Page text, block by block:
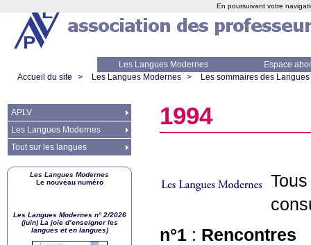
Les Langues Modernes
Espace
Accueil du site
> Les Langues Modernes > Les sommaires des
1994
n°1 : Rencontres
APLV
Les Langues Modernes
Tout sur les langues
Les Langues Modernes
Le nouveau numéro
Les Langues Modernes n° 2/2026
(juin) La joie d’enseigner les
langues et en langues)
En poursuivant votre